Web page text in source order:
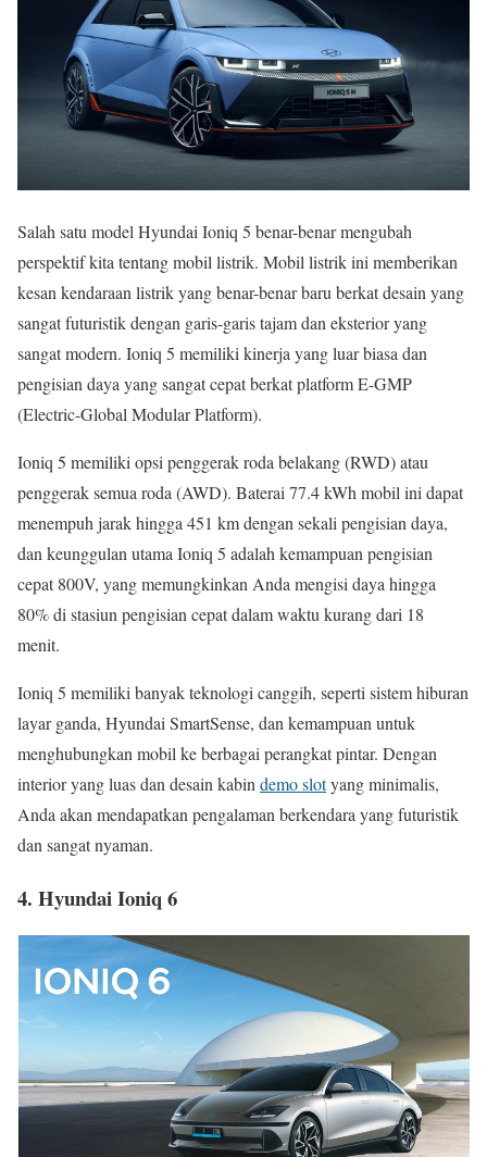
Salah satu model Hyundai Ioniq 5 benar-benar mengubah
perspektif kita tentang mobil listrik. Mobil listrik ini memberikan
kesan kendaraan listrik yang benar-benar baru berkat desain yang
sangat futuristik dengan garis-garis tajam dan eksterior yang
sangat modern. Ioniq 5 memiliki kinerja yang luar biasa dan
pengisian daya yang sangat cepat berkat platform E-GMP
(Electric-Global Modular Platform).
Ioniq 5 memiliki opsi penggerak roda belakang (RWD) atau
penggerak semua roda (AWD). Baterai 77.4 kWh mobil ini dapat
menempuh jarak hingga 451 km dengan sekali pengisian daya,
dan keunggulan utama Ioniq 5 adalah kemampuan pengisian
cepat 800V, yang memungkinkan Anda mengisi daya hingga
80% di stasiun pengisian cepat dalam waktu kurang dari 18
menit.
Ioniq 5 memiliki banyak teknologi canggih, seperti sistem hiburan
layar ganda, Hyundai SmartSense, dan kemampuan untuk
menghubungkan mobil ke berbagai perangkat pintar. Dengan
interior yang luas dan desain kabin demo slotyang minimalis,
Anda akan mendapatkan pengalaman berkendara yang futuristik
dan sangat nyaman.
4. Hyundai Ioniq 6